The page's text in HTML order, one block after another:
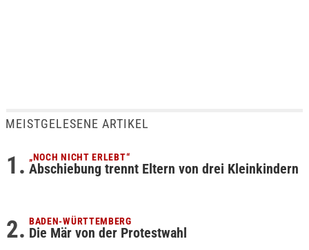
MEISTGELESENE ARTIKEL
„NOCH NICHT ERLEBT“
Abschiebung trennt Eltern von drei Kleinkindern
BADEN-WÜRTTEMBERG
Die Mär von der Protestwahl